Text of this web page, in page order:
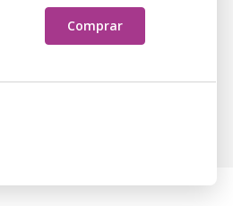
Comprar